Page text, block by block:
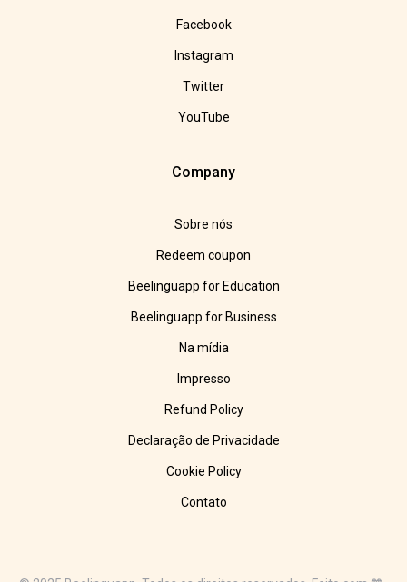
Facebook
Instagram
Twitter
YouTube
Company
Sobre nós
Redeem coupon
Beelinguapp for Education
Beelinguapp for Business
Na mídia
Impresso
Refund Policy
Declaração de Privacidade
Cookie Policy
Contato